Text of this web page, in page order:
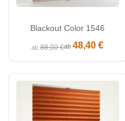
Blackout Color 1546
ab88,00 €ab48,40 €